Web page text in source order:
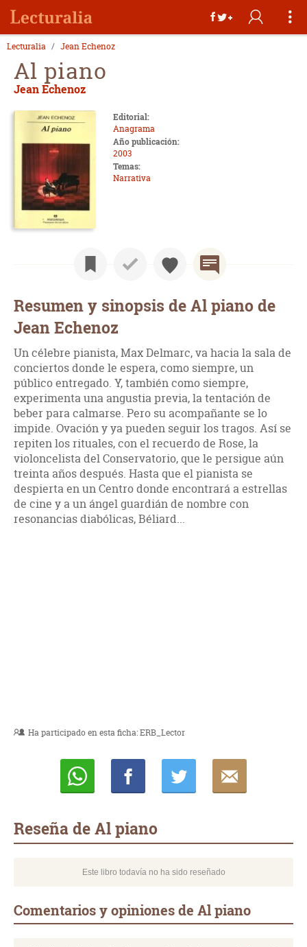
Lecturalia Jean Echenoz
Al piano
Jean Echenoz
Editorial:
Anagrama
Año publicación:
2003
Temas:
Narrativa
Resumen y sinopsis de Al piano de
Jean Echenoz
Un célebre pianista, Max Delmarc, va hacia la sala de
conciertos donde le espera, como siempre, un
público entregado. Y, también como siempre,
experimenta una angustia previa, la tentación de
beber para calmarse. Pero su acompañante se lo
impide. Ovación y ya pueden seguir los tragos. Así se
repiten los rituales, con el recuerdo de Rose, la
violoncelista del Conservatorio, que le persigue aún
treinta años después. Hasta que el pianista se
despierta en un Centro donde encontrará a estrellas
de cine y a un ángel guardián de nombre con
resonancias diabólicas, Béliard...
Ha participado en esta ficha:ERB_Lector
Reseña de Al piano
Este libro todavía no ha sido reseñado
Comentarios y opiniones de Al piano